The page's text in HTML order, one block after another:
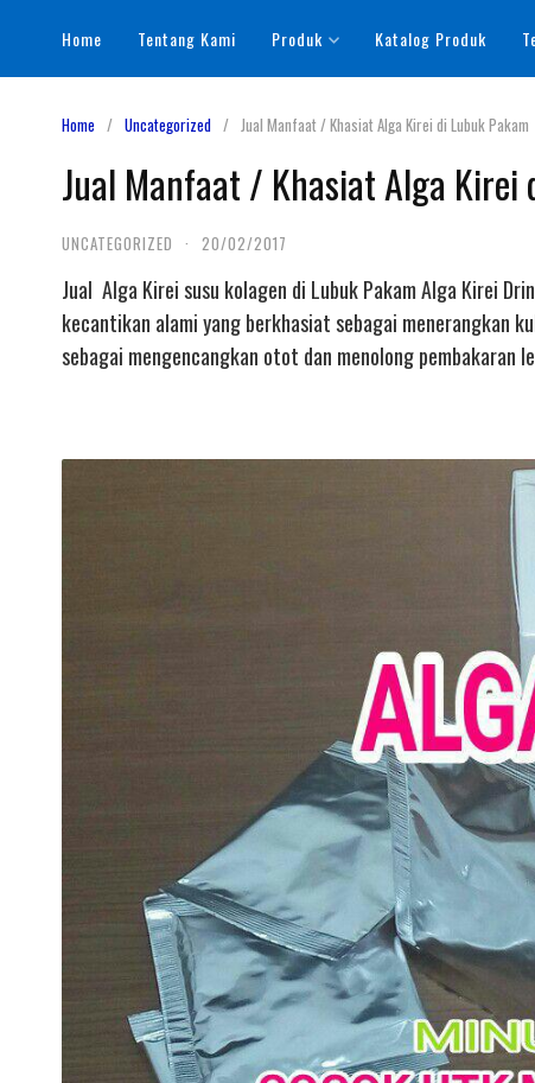
content
Home Tentang Kami Produk Katalog Produk
Home Uncategorized Jual Manfaat / Khasiat Alga Kirei di Lubuk Pakam
Jual Manfaat / Khasiat Alga Kirei
UNCATEGORIZED · 20/02/2017
Jual Alga Kirei susu kolagen di Lubuk Pakam Alga Kirei
kecantikan alami yang berkhasiat sebagai menerangkan
sebagai mengencangkan otot dan menolong pembakaran